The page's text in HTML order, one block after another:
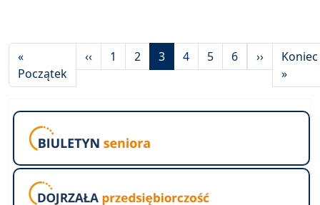
Stronicowanie
«
Początek Pierwsza strona
‹‹Poprzednia strona
1 2 3 4 5 6 ››Następna
Koniec
»